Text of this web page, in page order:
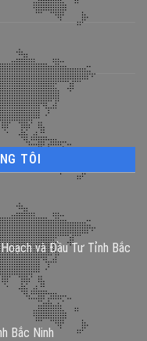
TÔI
và Đầu Tư Tỉnh Bắc
Bắc Ninh